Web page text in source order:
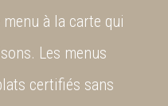
à la carte qui
Les menus
certifiés sans